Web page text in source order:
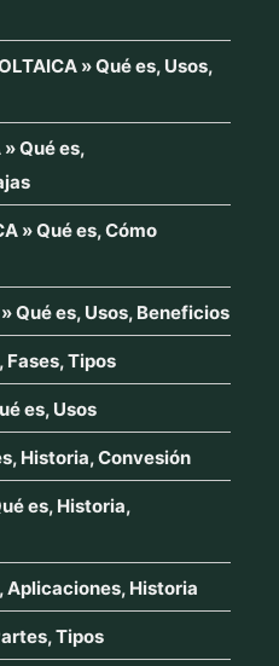
» Qué es, Usos,
» Qué es,
» Qué es, Cómo
Qué es, Usos, Beneficios
Fases, Tipos
es, Usos
Historia, Convesión
es, Historia,
Aplicaciones, Historia
Tipos